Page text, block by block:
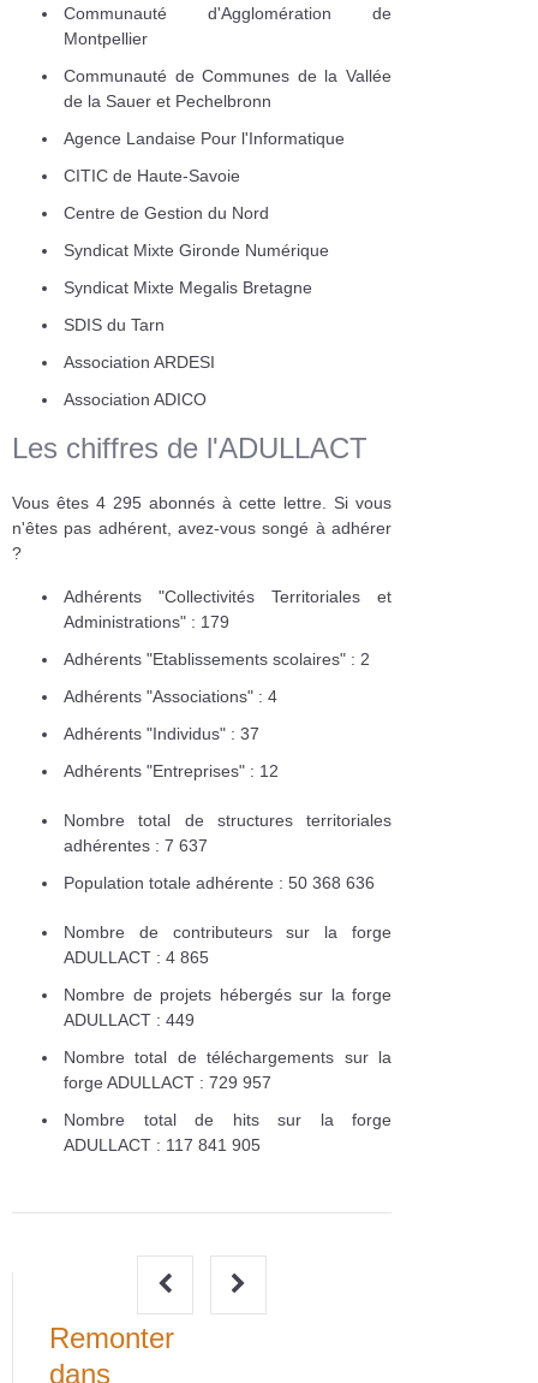
Communauté d'Agglomération de
Montpellier
Communauté de Communes de la Vallée
de la Sauer et Pechelbronn
Agence Landaise Pour l'Informatique
CITIC de Haute-Savoie
Centre de Gestion du Nord
Syndicat Mixte Gironde Numérique
Syndicat Mixte Megalis Bretagne
SDIS du Tarn
Association ARDESI
Association ADICO
Les chiffres de l'ADULLACT
Vous êtes 4 295 abonnés à cette lettre. Si vous
n'êtes pas adhérent, avez-vous songé à adhérer
?
Adhérents "Collectivités Territoriales et
Administrations" : 179
Adhérents "Etablissements scolaires" : 2
Adhérents "Associations" : 4
Adhérents "Individus" : 37
Adhérents "Entreprises" : 12
Nombre total de structures territoriales
adhérentes : 7 637
Population totale adhérente : 50 368 636
Nombre de contributeurs sur la forge
ADULLACT : 4 865
Nombre de projets hébergés sur la forge
ADULLACT : 449
Nombre total de téléchargements sur la
forge ADULLACT : 729 957
Nombre total de hits sur la forge
ADULLACT : 117 841 905
Remonter
dans